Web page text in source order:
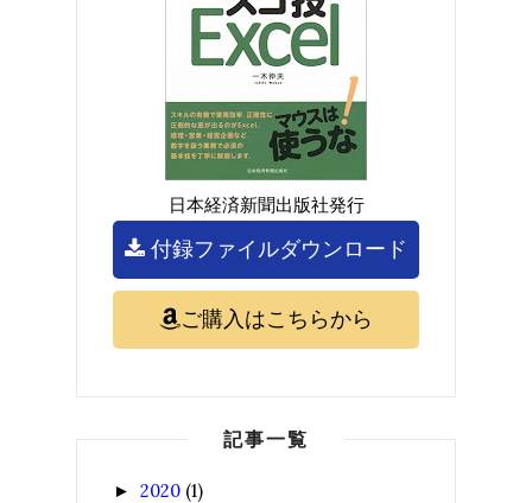
日本経済新聞出版社発行
付録ファイルダウンロード
ご購入はこちらから
記事一覧
► 2020 (1)